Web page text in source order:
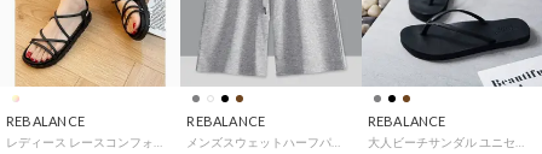
REBALANCE REBALANCE REBALANCE